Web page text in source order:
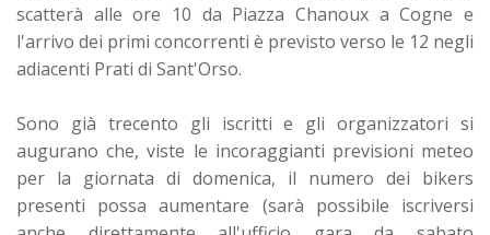
scatterà alle ore 10 da Piazza Chanoux a Cogne e
l'arrivo dei primi concorrenti è previsto verso le 12 negli
adiacenti Prati di Sant'Orso.
Sono già trecento gli iscritti e gli organizzatori si
augurano che, viste le incoraggianti previsioni meteo
per la giornata di domenica, il numero dei bikers
presenti possa aumentare (sarà possibile iscriversi